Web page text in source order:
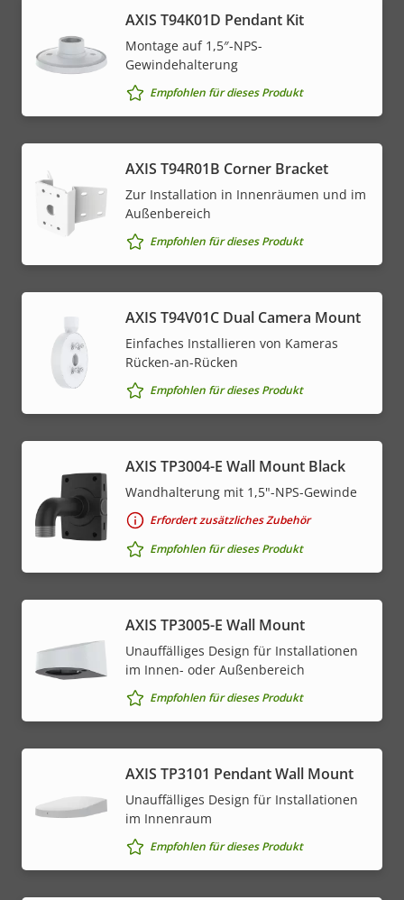
AXIS T94K01D Pendant Kit
Montage auf 1,5″-NPS-
Gewindehalterung
Empfohlen für dieses Produkt
AXIS T94R01B Corner Bracket
Zur Installation in Innenräumen und im
Außenbereich
Empfohlen für dieses Produkt
AXIS T94V01C Dual Camera Mount
Einfaches Installieren von Kameras
Rücken-an-Rücken
Empfohlen für dieses Produkt
AXIS TP3004-E Wall Mount Black
Wandhalterung mit 1,5"-NPS-Gewinde
Erfordert zusätzliches Zubehör
Empfohlen für dieses Produkt
AXIS TP3005-E Wall Mount
Unauffälliges Design für Installationen
im Innen- oder Außenbereich
Empfohlen für dieses Produkt
AXIS TP3101 Pendant Wall Mount
Unauffälliges Design für Installationen
im Innenraum
Empfohlen für dieses Produkt